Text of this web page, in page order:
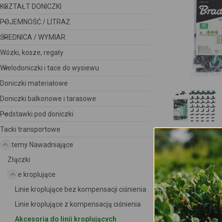
KSZTAŁT DONICZKI
POJEMNOŚĆ / LITRAŻ
ŚREDNICA / WYMIAR
Wózki, kosze, regały
Wielodoniczki i tace do wysiewu
Doniczki materiałowe
Doniczki balkonowe i tarasowe
Podstawki pod doniczki
Tacki transportowe
Systemy Nawadniające
Złączki
Linie kroplujące
Linie kroplujące bez kompensacji ciśnienia
Linie kroplujące z kompensacją ciśnienia
Akcesoria do linii kroplujących